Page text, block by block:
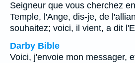
Seigneur que vous cherchez
Temple, l'Ange, dis-je, de
souhaitez; voici, il vient, a dit
Darby Bible
Voici, j'envoie mon messager,